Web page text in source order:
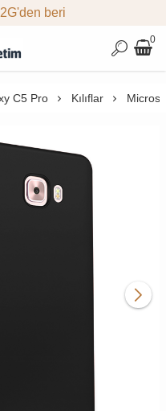
beri
0
C5 Pro Kılıflar